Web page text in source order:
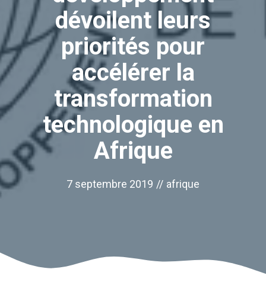
dévoilent leurs
priorités pour
accélérer la
transformation
technologique en
Afrique
7 septembre 2019 // afrique
Nécessaire
Ces cookies ne
sont pas
facultatifs. Ils
sont
nécessaires au
fonctionnement
d'améliorer la